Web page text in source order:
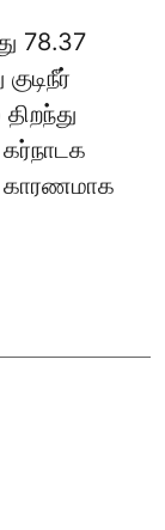
78.37
காரணமாக